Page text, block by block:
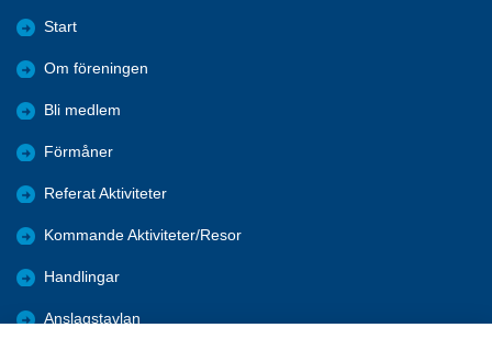
Start
Om föreningen
Bli medlem
Förmåner
Referat Aktiviteter
Kommande Aktiviteter/Resor
Handlingar
Anslagstavlan